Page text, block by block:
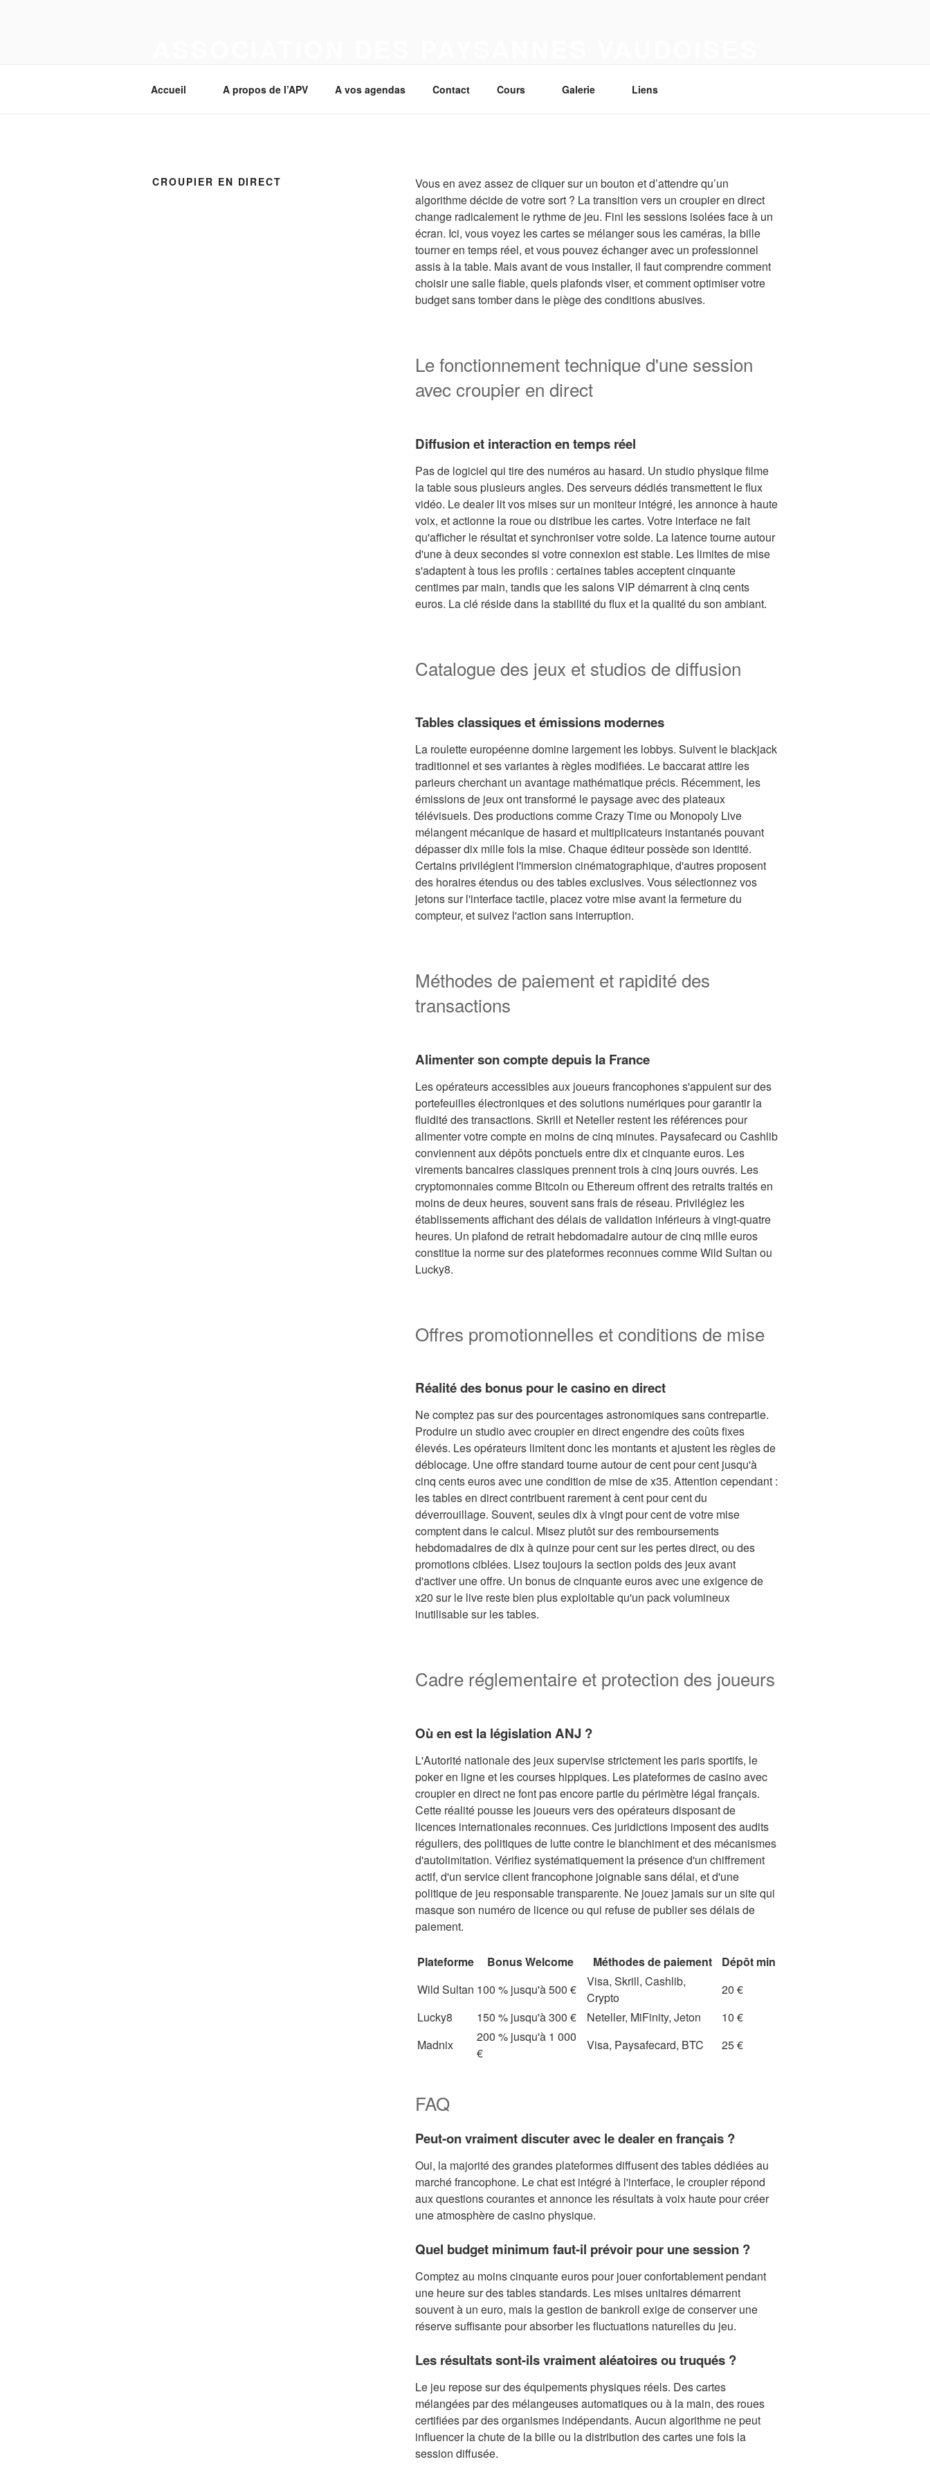
Accueil A propos de l’APV A vos agendas Contact Cours Galerie Liens
CROUPIER EN DIRECT
Vous en avez assez de cliquer sur un bouton et d’attendre qu’un
algorithme décide de votre sort ? La transition vers un croupier en direct
change radicalement le rythme de jeu. Fini les sessions isolées face à un
écran. Ici, vous voyez les cartes se mélanger sous les caméras, la bille
tourner en temps réel, et vous pouvez échanger avec un professionnel
assis à la table. Mais avant de vous installer, il faut comprendre comment
choisir une salle fiable, quels plafonds viser, et comment optimiser votre
budget sans tomber dans le piège des conditions abusives.
Le fonctionnement technique d'une session
avec croupier en direct
Diffusion et interaction en temps réel
Pas de logiciel qui tire des numéros au hasard. Un studio physique filme
la table sous plusieurs angles. Des serveurs dédiés transmettent le flux
vidéo. Le dealer lit vos mises sur un moniteur intégré, les annonce à haute
voix, et actionne la roue ou distribue les cartes. Votre interface ne fait
qu'afficher le résultat et synchroniser votre solde. La latence tourne autour
d'une à deux secondes si votre connexion est stable. Les limites de mise
s'adaptent à tous les profils : certaines tables acceptent cinquante
centimes par main, tandis que les salons VIP démarrent à cinq cents
euros. La clé réside dans la stabilité du flux et la qualité du son ambiant.
Catalogue des jeux et studios de diffusion
Tables classiques et émissions modernes
La roulette européenne domine largement les lobbys. Suivent le blackjack
traditionnel et ses variantes à règles modifiées. Le baccarat attire les
parieurs cherchant un avantage mathématique précis. Récemment, les
émissions de jeux ont transformé le paysage avec des plateaux
télévisuels. Des productions comme Crazy Time ou Monopoly Live
mélangent mécanique de hasard et multiplicateurs instantanés pouvant
dépasser dix mille fois la mise. Chaque éditeur possède son identité.
Certains privilégient l'immersion cinématographique, d'autres proposent
des horaires étendus ou des tables exclusives. Vous sélectionnez vos
jetons sur l'interface tactile, placez votre mise avant la fermeture du
compteur, et suivez l'action sans interruption.
Méthodes de paiement et rapidité des
transactions
Alimenter son compte depuis la France
Les opérateurs accessibles aux joueurs francophones s'appuient sur des
portefeuilles électroniques et des solutions numériques pour garantir la
fluidité des transactions. Skrill et Neteller restent les références pour
alimenter votre compte en moins de cinq minutes. Paysafecard ou Cashlib
conviennent aux dépôts ponctuels entre dix et cinquante euros. Les
virements bancaires classiques prennent trois à cinq jours ouvrés. Les
cryptomonnaies comme Bitcoin ou Ethereum offrent des retraits traités en
moins de deux heures, souvent sans frais de réseau. Privilégiez les
établissements affichant des délais de validation inférieurs à vingt-quatre
heures. Un plafond de retrait hebdomadaire autour de cinq mille euros
constitue la norme sur des plateformes reconnues comme Wild Sultan ou
Lucky8.
Offres promotionnelles et conditions de mise
Réalité des bonus pour le casino en direct
Ne comptez pas sur des pourcentages astronomiques sans contrepartie.
Produire un studio avec croupier en direct engendre des coûts fixes
élevés. Les opérateurs limitent donc les montants et ajustent les règles de
déblocage. Une offre standard tourne autour de cent pour cent jusqu'à
cinq cents euros avec une condition de mise de x35. Attention cependant :
les tables en direct contribuent rarement à cent pour cent du
déverrouillage. Souvent, seules dix à vingt pour cent de votre mise
comptent dans le calcul. Misez plutôt sur des remboursements
hebdomadaires de dix à quinze pour cent sur les pertes direct, ou des
promotions ciblées. Lisez toujours la section poids des jeux avant
d'activer une offre. Un bonus de cinquante euros avec une exigence de
x20 sur le live reste bien plus exploitable qu'un pack volumineux
inutilisable sur les tables.
Cadre réglementaire et protection des joueurs
Où en est la législation ANJ ?
L'Autorité nationale des jeux supervise strictement les paris sportifs, le
poker en ligne et les courses hippiques. Les plateformes de casino avec
croupier en direct ne font pas encore partie du périmètre légal français.
Cette réalité pousse les joueurs vers des opérateurs disposant de
licences internationales reconnues. Ces juridictions imposent des audits
réguliers, des politiques de lutte contre le blanchiment et des mécanismes
d'autolimitation. Vérifiez systématiquement la présence d'un chiffrement
actif, d'un service client francophone joignable sans délai, et d'une
politique de jeu responsable transparente. Ne jouez jamais sur un site qui
masque son numéro de licence ou qui refuse de publier ses délais de
paiement.
Plateforme Bonus Welcome Méthodes de paiement
Dépôt min
Wild Sultan 100 % jusqu'à 500 €
Visa, Skrill, Cashlib,
Crypto
20 €
Lucky8
150 % jusqu'à 300 € Neteller, MiFinity, Jeton
10 €
Madnix
200 % jusqu'à 1 000
€
Visa, Paysafecard, BTC 25 €
FAQ
Peut-on vraiment discuter avec le dealer en français ?
Oui, la majorité des grandes plateformes diffusent des tables dédiées au
marché francophone. Le chat est intégré à l'interface, le croupier répond
aux questions courantes et annonce les résultats à voix haute pour créer
une atmosphère de casino physique.
Quel budget minimum faut-il prévoir pour une session ?
Comptez au moins cinquante euros pour jouer confortablement pendant
une heure sur des tables standards. Les mises unitaires démarrent
souvent à un euro, mais la gestion de bankroll exige de conserver une
réserve suffisante pour absorber les fluctuations naturelles du jeu.
Les résultats sont-ils vraiment aléatoires ou truqués ?
Le jeu repose sur des équipements physiques réels. Des cartes
mélangées par des mélangeuses automatiques ou à la main, des roues
certifiées par des organismes indépendants. Aucun algorithme ne peut
influencer la chute de la bille ou la distribution des cartes une fois la
session diffusée.